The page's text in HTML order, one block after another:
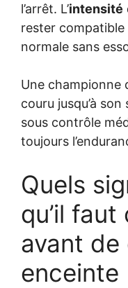
l’arrêt. L’intensité
rester
normale sans
Une championne
couru jusqu’à
sous contrôle
toujours
Quels
qu’il
avant de
enceinte